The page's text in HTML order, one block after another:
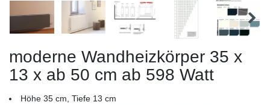
moderne Wandheizkörper 35 x
13 x ab 50 cm ab 598 Watt
Höhe 35 cm, Tiefe 13 cm